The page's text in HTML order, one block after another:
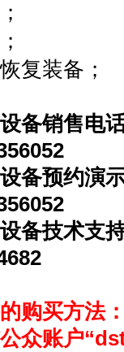
装备；
销售电话
备预约演
技术支
买方法
账户